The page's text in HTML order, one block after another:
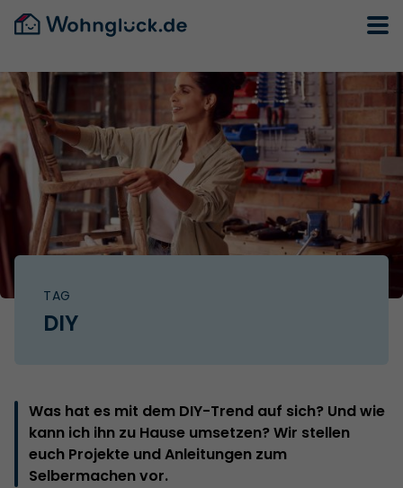
TAG
DIY
Was hat es mit dem DIY-Trend auf sich? Und wie
kann ich ihn zu Hause umsetzen? Wir stellen
euch Projekte und Anleitungen zum
Selbermachen vor.